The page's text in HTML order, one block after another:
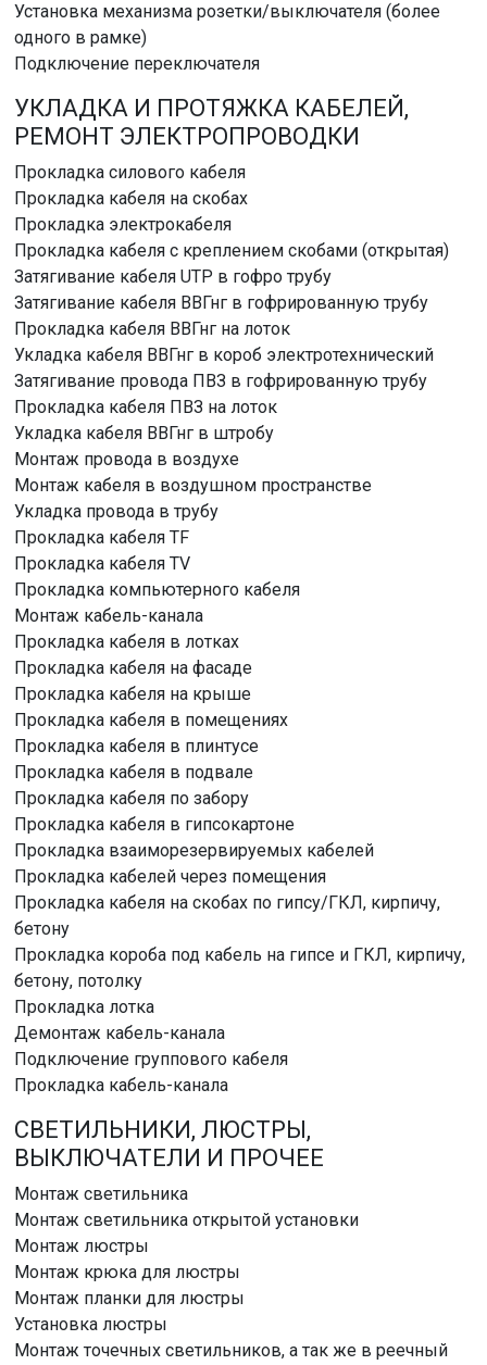
Установка механизма розетки/выключателя (более
одного в рамке)
Подключение переключателя
УКЛАДКА И ПРОТЯЖКА КАБЕЛЕЙ,
РЕМОНТ ЭЛЕКТРОПРОВОДКИ
Прокладка силового кабеля
Прокладка кабеля на скобах
Прокладка электрокабеля
Прокладка кабеля с креплением скобами (открытая)
Затягивание кабеля UTP в гофро трубу
Затягивание кабеля ВВГнг в гофрированную трубу
Прокладка кабеля ВВГнг на лоток
Укладка кабеля ВВГнг в короб электротехнический
Затягивание провода ПВЗ в гофрированную трубу
Прокладка кабеля ПВЗ на лоток
Укладка кабеля ВВГнг в штробу
Монтаж провода в воздухе
Монтаж кабеля в воздушном пространстве
Укладка провода в трубу
Прокладка кабеля TF
Прокладка кабеля TV
Прокладка компьютерного кабеля
Монтаж кабель-канала
Прокладка кабеля в лотках
Прокладка кабеля на фасаде
Прокладка кабеля на крыше
Прокладка кабеля в помещениях
Прокладка кабеля в плинтусе
Прокладка кабеля в подвале
Прокладка кабеля по забору
Прокладка кабеля в гипсокартоне
Прокладка взаиморезервируемых кабелей
Прокладка кабелей через помещения
Прокладка кабеля на скобах по гипсу/ГКЛ, кирпичу,
бетону
Прокладка короба под кабель на гипсе и ГКЛ, кирпичу,
бетону, потолку
Прокладка лотка
Демонтаж кабель-канала
Подключение группового кабеля
Прокладка кабель-канала
СВЕТИЛЬНИКИ, ЛЮСТРЫ,
ВЫКЛЮЧАТЕЛИ И ПРОЧЕЕ
Монтаж светильника
Монтаж светильника открытой установки
Монтаж люстры
Монтаж крюка для люстры
Монтаж планки для люстры
Установка люстры
Монтаж точечных светильников, а так же в реечный